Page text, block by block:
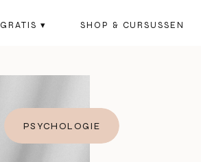
GRATIS ▾ SHOP & CURSUSSEN
PSYCHOLOGIE